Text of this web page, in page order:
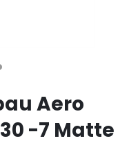
Aero
-7 Matte